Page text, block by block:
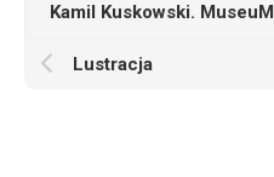
Kamil Kuskowski. MuseuM
Lustracja